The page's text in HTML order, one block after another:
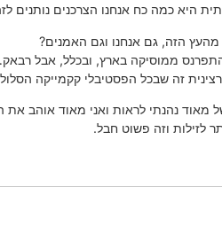
היא כמה כח אנחנו הצרכנים נותנים
מהעץ הזה, גם אנחנו וגם האמנים?
ממוסיקה בארץ, ובכלל, אבל
זה שבכל הפסטיבלי קקמייקה
מאוד נהנתי לראות ואני מאוד אוהב את
לזילות וזה פשוט חבל.